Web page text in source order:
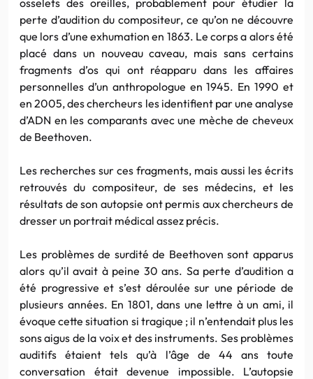
perte d’audition du compositeur, ce qu’on ne découvre
que lors d’une exhumation en 1863. Le corps a alors été
placé dans un nouveau caveau, mais sans certains
fragments d’os qui ont réapparu dans les affaires
personnelles d’un anthropologue en 1945. En 1990 et
en 2005, des chercheurs les identifient par une analyse
d’ADN en les comparants avec une mèche de cheveux
de Beethoven.
Les recherches sur ces fragments, mais aussi les écrits
retrouvés du compositeur, de ses médecins, et les
résultats de son autopsie ont permis aux chercheurs de
dresser un portrait médical assez précis.
Les problèmes de surdité de Beethoven sont apparus
alors qu’il avait à peine 30 ans. Sa perte d’audition a
été progressive et s’est déroulée sur une période de
plusieurs années. En 1801, dans une lettre à un ami, il
évoque cette situation si tragique ; il n’entendait plus les
sons aigus de la voix et des instruments. Ses problèmes
auditifs étaient tels qu’à l’âge de 44 ans toute
conversation était devenue impossible. L’autopsie